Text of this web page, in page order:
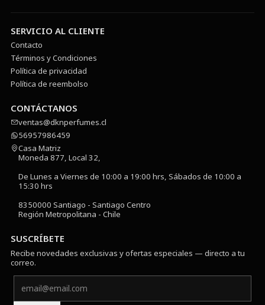
SERVICIO AL CLIENTE
Contacto
Términos y Condiciones
Política de privacidad
Política de reembolso
CONTÁCTANOS
ventas@dknperfumes.cl
56957986459
Casa Matriz
Moneda 877, Local 32,
De Lunes a Viernes de 10:00 a 19:00 hrs, Sábados de 10:00 a
15:30 hrs
8350000 Santiago - Santiago Centro
Región Metropolitana - Chile
SUSCRÍBETE
Recibe novedades exclusivas y ofertas especiales — directo a tu
correo.